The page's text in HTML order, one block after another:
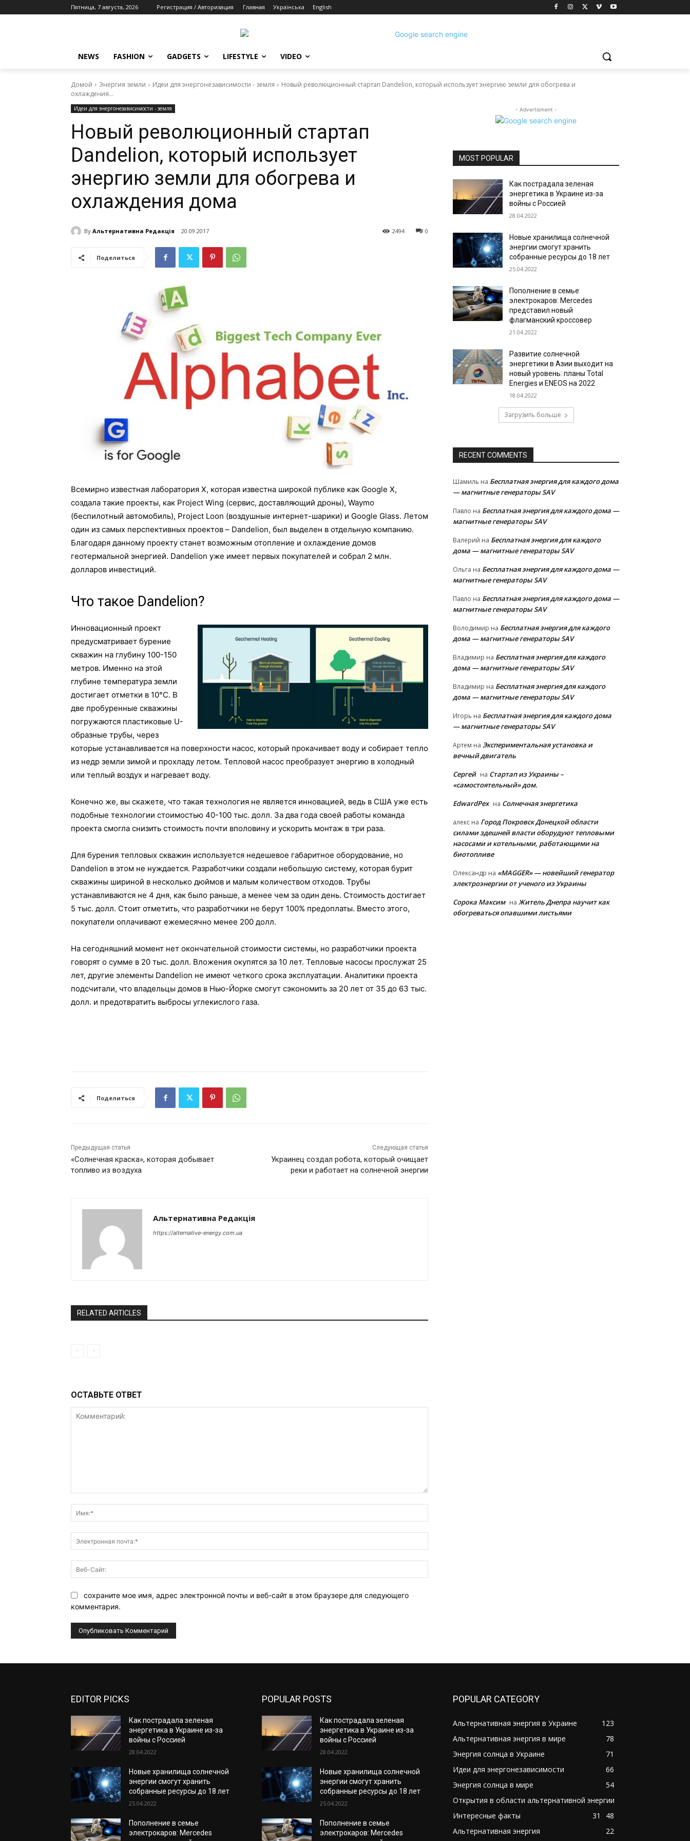
Пятница, 7 августа, 2026 Регистрация / Авторизация Главная Українська English
NEWS FASHION GADGETS LIFESTYLE VIDEO
Домой Энергия земли Идеи для энергонезависимости - земля
Новый революционный стартап Dandelion, который использует энергию земли для обогрева и
охлаждения...
Идеи для энергонезависимости - земля
Новый революционный стартап
Dandelion, который использует
энергию земли для обогрева и
охлаждения дома
By Альтернативна Редакція 20.09.2017 0
2494
Поделиться
Всемирно известная лаборатория Х, которая известна широкой публике как Google X,
создала такие проекты, как Project Wing (сервис, доставляющий дроны), Waymo
(беспилотный автомобиль), Project Loon (воздушные интернет-шарики) и Google Glass. Летом
один из самых перспективных проектов – Dandelion, был выделен в отдельную компанию.
Благодаря данному проекту станет возможным отопление и охлаждение домов
геотермальной энергией. Dandelion уже имеет первых покупателей и собрал 2 млн.
долларов инвестиций.
Что такое Dandelion?
Инновационный проект
предусматривает бурение
скважин на глубину 100-150
метров. Именно на этой
глубине температура земли
достигает отметки в 10°C. В
две пробуренные скважины
погружаются пластиковые U-
образные трубы, через
которые устанавливается на поверхности насос, который прокачивает воду и собирает тепло
из недр земли зимой и прохладу летом. Тепловой насос преобразует энергию в холодный
или теплый воздух и нагревает воду.
Конечно же, вы скажете, что такая технология не является инновацией, ведь в США уже есть
подобные технологии стоимостью 40-100 тыс. долл. За два года своей работы команда
проекта смогла снизить стоимость почти вполовину и ускорить монтаж в три раза.
Для бурения тепловых скважин используется недешевое габаритное оборудование, но
Dandelion в этом не нуждается. Разработчики создали небольшую систему, которая бурит
скважины шириной в несколько дюймов и малым количеством отходов. Трубы
устанавливаются не 4 дня, как было раньше, а менее чем за один день. Стоимость достигает
5 тыс. долл. Стоит отметить, что разработчики не берут 100% предоплаты. Вместо этого,
покупатели оплачивают ежемесячно менее 200 долл.
На сегодняшний момент нет окончательной стоимости системы, но разработчики проекта
говорят о сумме в 20 тыс. долл. Вложения окупятся за 10 лет. Тепловые насосы прослужат 25
лет, другие элементы Dandelion не имеют четкого срока эксплуатации. Аналитики проекта
подсчитали, что владельцы домов в Нью-Йорке смогут сэкономить за 20 лет от 35 до 63 тыс.
долл. и предотвратить выбросы углекислого газа.
Поделиться
Предыдущая статья
«Солнечная краска», которая добывает
топливо из воздуха
Следующая статья
Украинец создал робота, который очищает
реки и работает на солнечной энергии
Альтернативна Редакція
https://alternative-energy.com.ua
RELATED ARTICLES
ОСТАВЬТЕ ОТВЕТ
почта:*
Сайт:
сохраните мое имя, адрес электронной почты и веб-сайт в этом браузере для следующего
комментария.
- Advertisment -
MOST POPULAR
Как пострадала зеленая
энергетика в Украине из-за
войны с Россией
28.04.2022
Новые хранилища солнечной
энергии смогут хранить
собранные ресурсы до 18 лет
25.04.2022
Пополнение в семье
электрокаров: Mercedes
представил новый
флагманский кроссовер
21.04.2022
Развитие солнечной
энергетики в Азии выходит на
новый уровень: планы Total
Energies и ENEOS на 2022
18.04.2022
Загрузить больше
RECENT COMMENTS
Шамиль на Бесплатная энергия для каждого дома
— магнитные генераторы SAV
Павло на Бесплатная энергия для каждого дома —
магнитные генераторы SAV
Валерий на Бесплатная энергия для каждого
дома — магнитные генераторы SAV
Ольга на Бесплатная энергия для каждого дома —
магнитные генераторы SAV
Павло на Бесплатная энергия для каждого дома —
магнитные генераторы SAV
Володимир на Бесплатная энергия для каждого
дома — магнитные генераторы SAV
Владимир на Бесплатная энергия для каждого
дома — магнитные генераторы SAV
Владимир на Бесплатная энергия для каждого
дома — магнитные генераторы SAV
Игорь на Бесплатная энергия для каждого дома
— магнитные генераторы SAV
Артем на Экспериментальная установка и
вечный двигатель
Сергей на Стартап из Украины –
«самостоятельный» дом.
EdwardPex на Солнечная энергетика
алекс на Город Покровск Донецкой области
силами здешней власти оборудуют тепловыми
насосами и котельными, работающими на
биотопливе
Олександр на «MAGGER» — новейший генератор
электроэнергии от ученого из Украины
Сорока Максим на Житель Днепра научит как
обогреваться опавшими листьями
EDITOR PICKS
Как пострадала зеленая
энергетика в Украине из-за
войны с Россией
28.04.2022
Новые хранилища солнечной
энергии смогут хранить
собранные ресурсы до 18 лет
25.04.2022
Пополнение в семье
электрокаров: Mercedes
POPULAR POSTS
Как пострадала зеленая
энергетика в Украине из-за
войны с Россией
28.04.2022
Новые хранилища солнечной
энергии смогут хранить
собранные ресурсы до 18 лет
25.04.2022
Пополнение в семье
электрокаров: Mercedes
POPULAR CATEGORY
Альтернативная энергия в Украине
123
Альтернативная энергия в мире
78
Энергия солнца в Украине
71
Идеи для энергонезависимости
66
Энергия солнца в мире
54
Открытия в области альтернативной энергии
48
Интересные факты
31
Альтернативная энергия
22